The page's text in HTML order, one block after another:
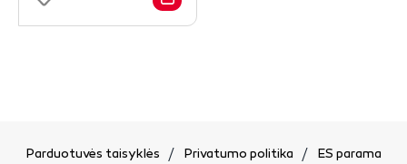
Parduotuvės taisyklės Privatumo politika
ES parama